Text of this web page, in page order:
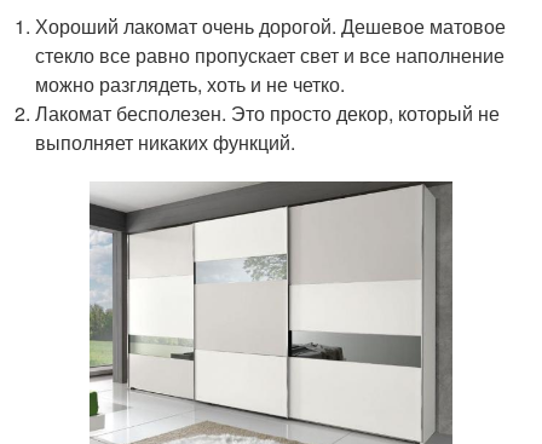
Хороший лакомат очень дорогой. Дешевое матовое
стекло все равно пропускает свет и все наполнение
можно разглядеть, хоть и не четко.
Лакомат бесполезен. Это просто декор, который не
выполняет никаких функций.